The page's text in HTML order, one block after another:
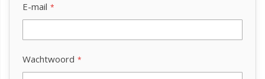
E-mail
Wachtwoord